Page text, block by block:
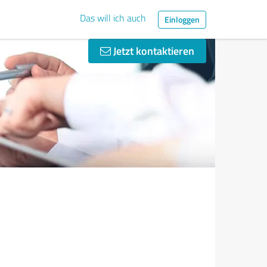
Das will ich auch Einloggen
Jetzt kontaktieren